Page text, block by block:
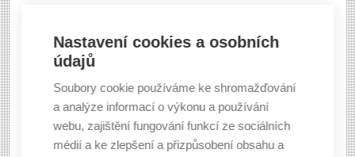
SOUDNÍHO
INŽENÝRSTVÍ
Informace o studiu |www.vut.cz
Nastavení cookies a osobních
údajů
Soubory cookie používáme ke shromažďování
a analýze informací o výkonu a používání
webu, zajištění fungování funkcí ze sociálních
médií a ke zlepšení a přizpůsobení obsahu a